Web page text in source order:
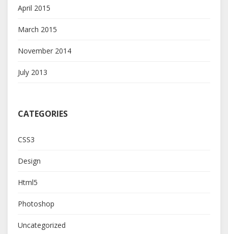
April 2015
March 2015
November 2014
July 2013
CATEGORIES
CSS3
Design
Html5
Photoshop
Uncategorized